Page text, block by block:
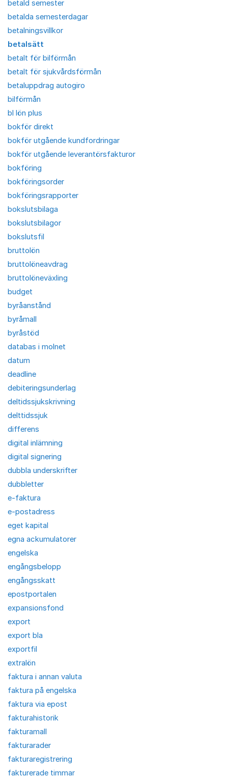
betald semester
betalda semesterdagar
betalningsvillkor
betalsätt
betalt för bilförmån
betalt för sjukvårdsförmån
betaluppdrag autogiro
bilförmån
bl lön plus
bokför direkt
bokför utgående kundfordringar
bokför utgående leverantörsfakturor
bokföring
bokföringsorder
bokföringsrapporter
bokslutsbilaga
bokslutsbilagor
bokslutsfil
bruttolön
bruttolöneavdrag
bruttolöneväxling
budget
byråanstånd
byråmall
byråstöd
databas i molnet
datum
deadline
debiteringsunderlag
deltidssjukskrivning
delttidssjuk
differens
digital inlämning
digital signering
dubbla underskrifter
dubbletter
e-faktura
e-postadress
eget kapital
egna ackumulatorer
engelska
engångsbelopp
engångsskatt
epostportalen
expansionsfond
export
export bla
exportfil
extralön
faktura i annan valuta
faktura på engelska
faktura via epost
fakturahistorik
fakturamall
fakturarader
fakturaregistrering
fakturerade timmar